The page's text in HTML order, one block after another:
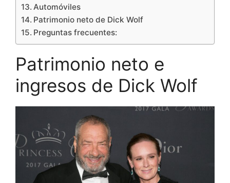
Automóviles
Patrimonio neto de Dick Wolf
Preguntas frecuentes:
Patrimonio neto e
ingresos de Dick Wolf